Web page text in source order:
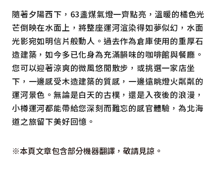
隨著夕陽西下，63盞煤氣燈一齊點亮，溫暖的橘色光
芒倒映在水面上，將整座運河渲染得如夢似幻，水面
光影宛如明信片般動人。過去作為倉庫使用的重厚石
造建築，如今多已化身為充滿韻味的咖啡館與餐廳。
您可以迎著涼爽的微風悠閒散步，或挑選一家店坐
下，一邊感受木造建築的質感，一邊遠眺燈火粼粼的
運河景色。無論是白天的古樸，還是入夜後的浪漫，
小樽運河都能帶給您深刻而難忘的感官體驗，為北海
道之旅留下美好回憶。
※本頁文章包含部分機器翻譯，敬請見諒。